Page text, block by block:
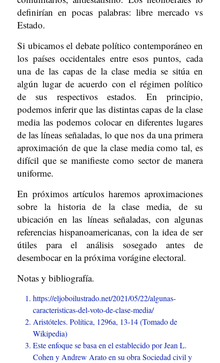
definirían en pocas palabras: libre mercado vs
Estado.
Si ubicamos el debate político contemporáneo en
los países occidentales entre esos puntos, cada
una de las capas de la clase media se sitúa en
algún lugar de acuerdo con el régimen político
de sus respectivos estados. En principio,
podemos inferir que las distintas capas de la clase
media las podemos colocar en diferentes lugares
de las líneas señaladas, lo que nos da una primera
aproximación de que la clase media como tal, es
difícil que se manifieste como sector de manera
uniforme.
En próximos artículos haremos aproximaciones
sobre la historia de la clase media, de su
ubicación en las líneas señaladas, con algunas
referencias hispanoamericanas, con la idea de ser
útiles para el análisis sosegado antes de
desembocar en la próxima vorágine electoral.
Notas y bibliografía.
https://eljoboilustrado.net/2021/05/22/algunas-
caracteristicas-del-voto-de-clase-media/
Aristóteles. Política, 1296a, 13-14 (Tomado de
Wikipedia)
Este enfoque se basa en el establecido por Jean L.
Cohen y Andrew Arato en su obra Sociedad civil y